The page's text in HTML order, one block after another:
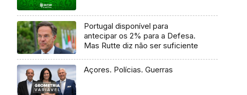
Portugal disponível para
antecipar os 2% para a Defesa.
Mas Rutte diz não ser suficiente
Açores. Polícias. Guerras